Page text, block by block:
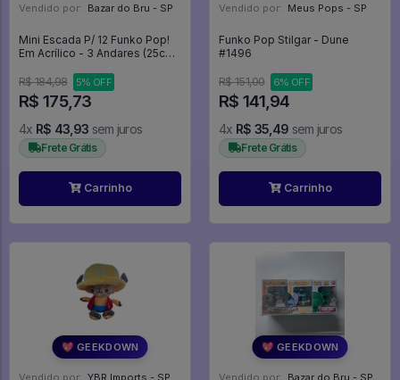
Vendido por: Bazar do Bru - SP
Mini Escada P/ 12 Funko Pop!
Em Acrílico - 3 Andares (25cm)
R$ 184,98
5% OFF
R$ 175,73
4x R$ 43,93 sem juros
Frete Grátis
Carrinho
Vendido por: Meus Pops - SP
Funko Pop Stilgar - Dune
#1496
R$ 151,00 6% OFF
R$ 141,94
4x R$ 35,49 sem juros
Frete Grátis
Carrinho
💖 GEEKDOWN
Vendido por: YBR Imports - SP
💖 GEEKDOWN
Vendido por: Bazar do Bru - SP